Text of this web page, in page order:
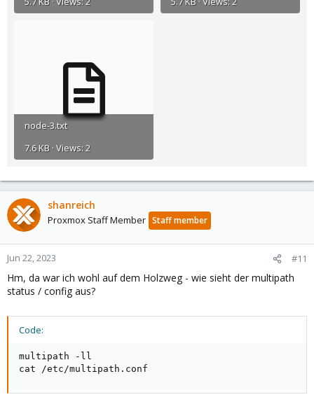
node-3.txt
7.6 KB · Views: 2
shanreich
Proxmox Staff Member Staff member
Jun 22, 2023 #11
Hm, da war ich wohl auf dem Holzweg - wie sieht der multipath
status / config aus?
Code:
multipath -ll
cat /etc/multipath.conf